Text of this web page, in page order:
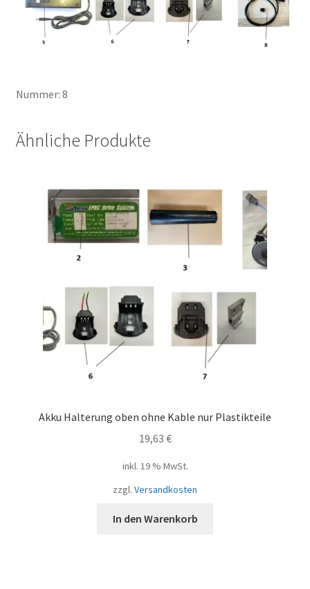
Nummer: 8
Ähnliche Produkte
Akku Halterung oben ohne Kable nur Plastikteile
19,63 €
inkl. 19 % MwSt.
zzgl. Versandkosten
In den Warenkorb